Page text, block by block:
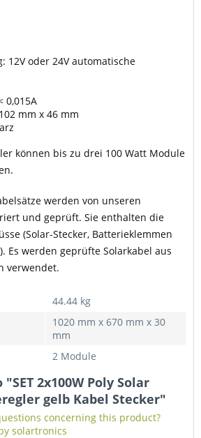
12V oder 24V automatische
0,015A
mm x 46 mm
können bis zu drei 100 Watt Module
werden von unseren
und geprüft. Sie enthalten die
(Solar-Stecker, Batterieklemmen
Es werden geprüfte Solarkabel aus
verwendet.
44.44 kg
1020 mm x 670 mm x 30
mm
2 Module
2x100W Poly Solar
gelb Kabel Stecker"
concerning this product?
solartronics